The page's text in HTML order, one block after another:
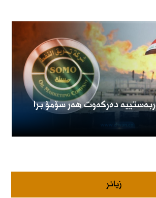
دەرکەوت هەر سۆمۆ برا
زیاتر